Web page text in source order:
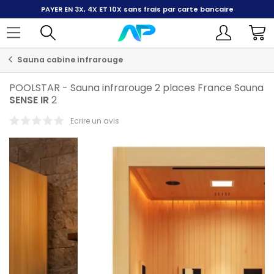
PAYER EN 3X, 4X ET 10X sans frais par carte bancaire
Sauna cabine infrarouge
POOLSTAR - Sauna infrarouge 2 places France Sauna
SENSE IR2
Ecrire un avis